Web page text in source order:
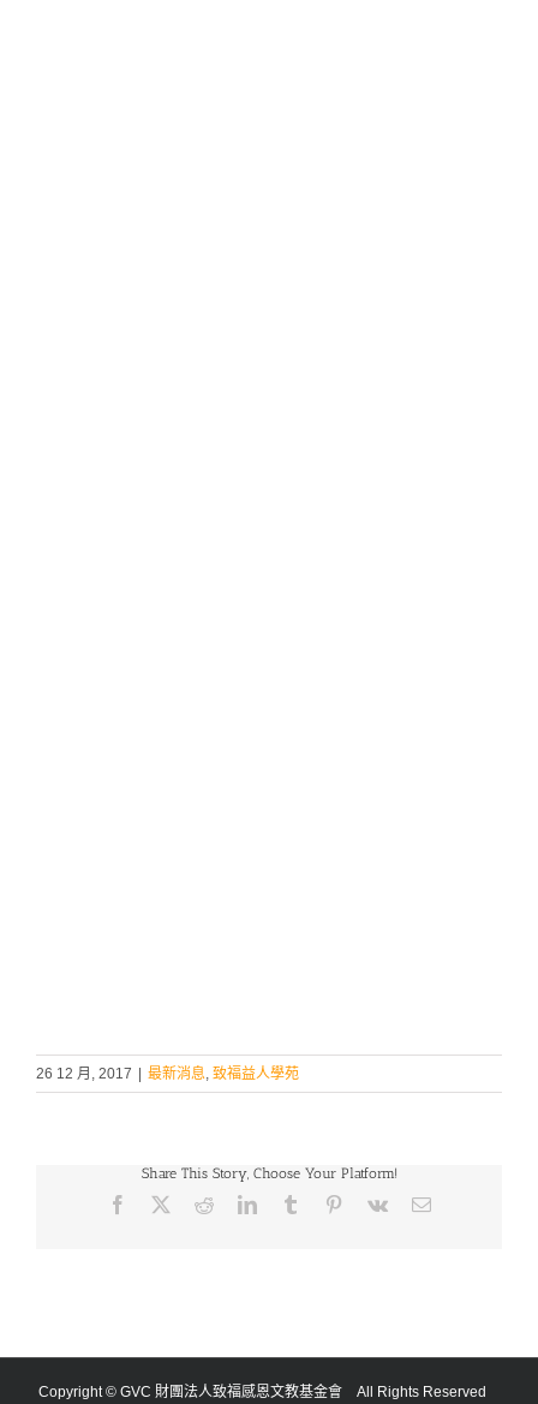
26 12 月, 2017 最新消息, 致福益人學苑
Share This Story, Choose Your Platform!
Facebook RedditLinkedInTumblr Pinterest
Vk Email:
Copyright © GVC 財團法人致福感恩文教基金會 All Rights Reserved